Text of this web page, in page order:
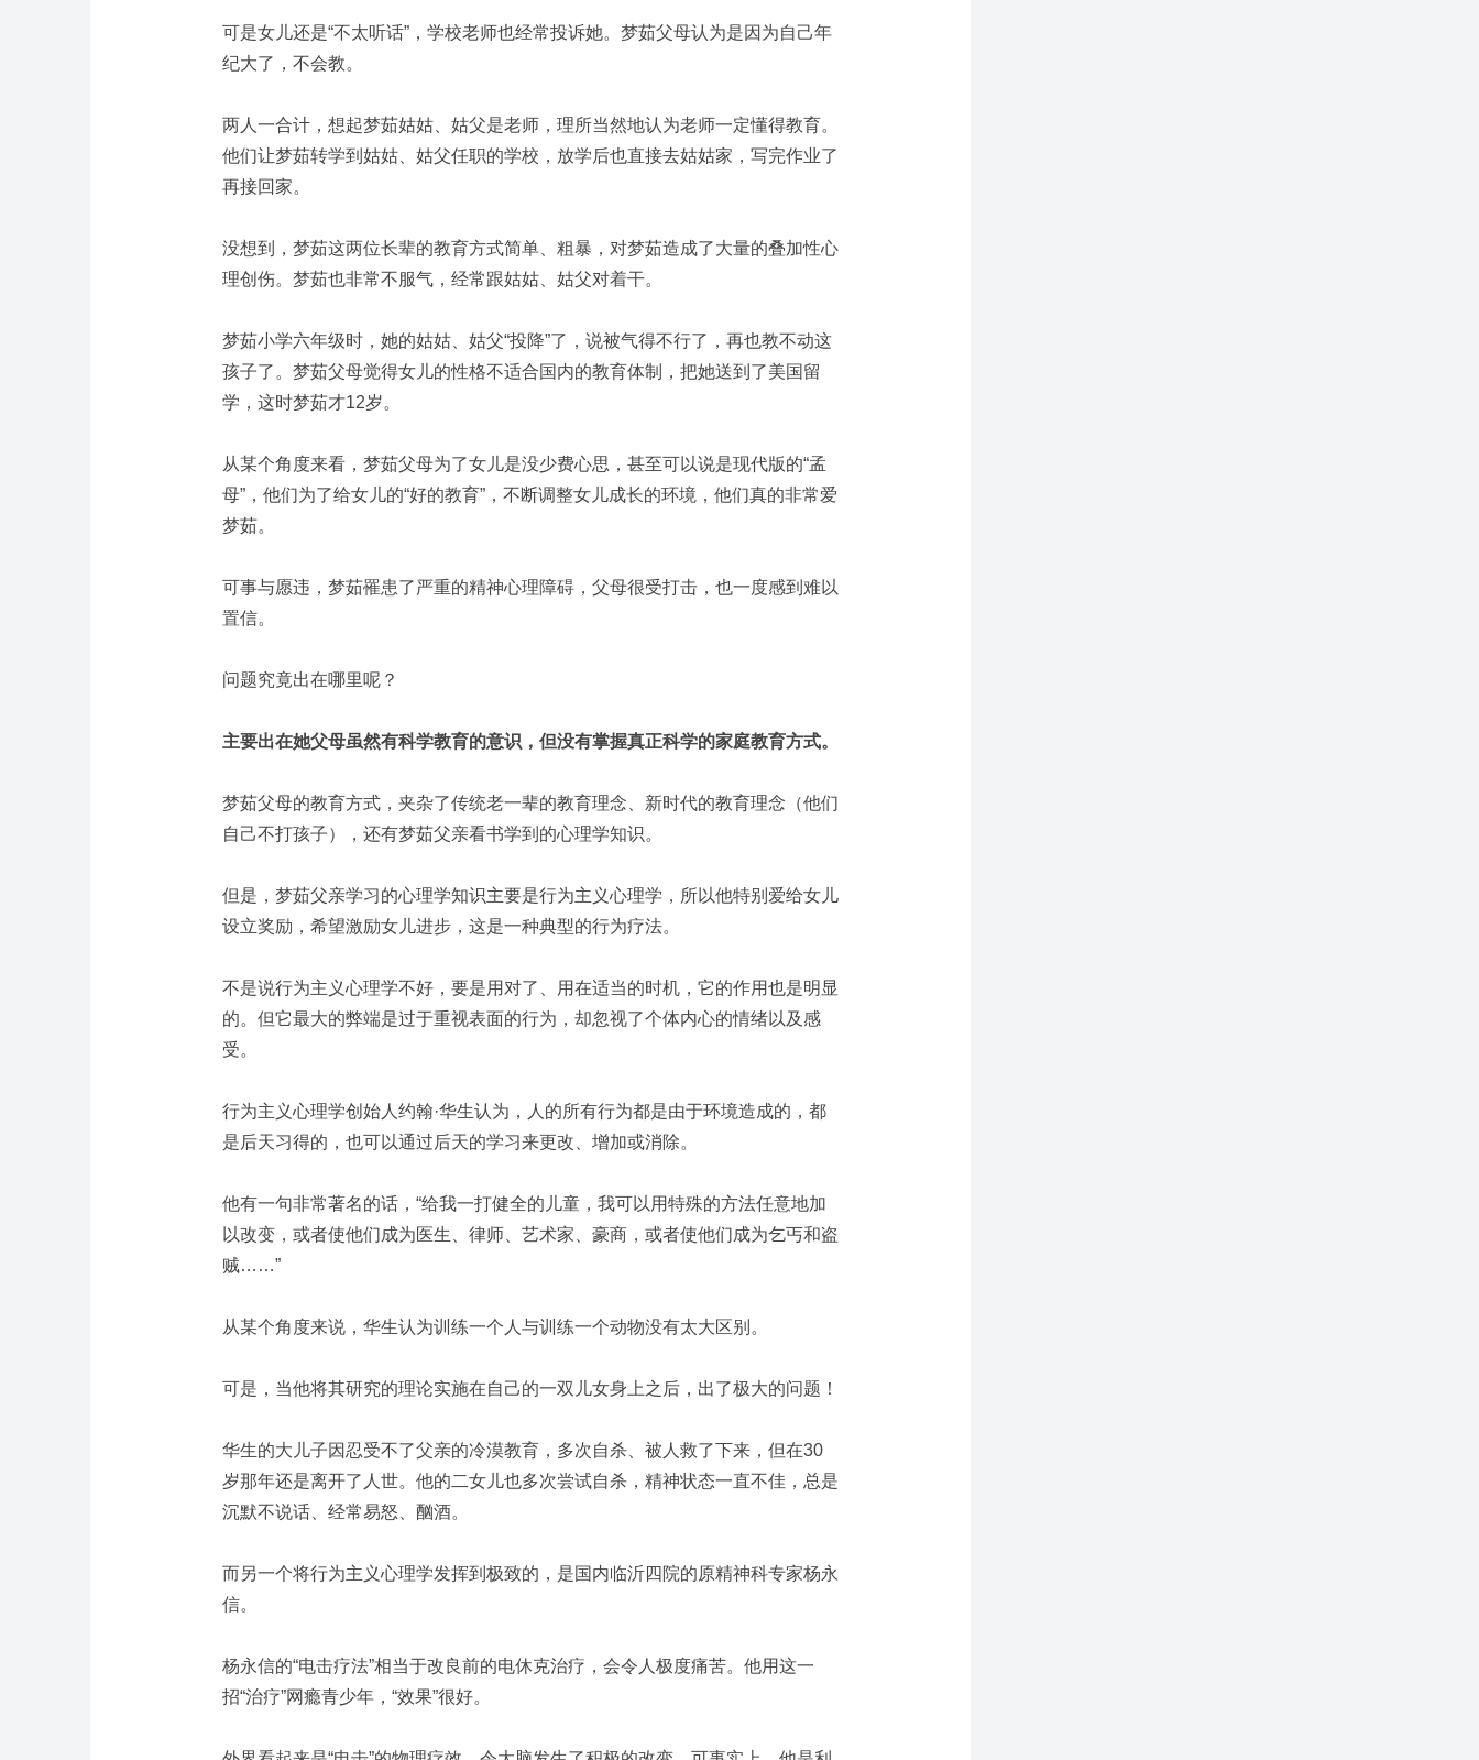
可是女儿还是“不太听话”，学校老师也经常投诉她。梦茹父母认为是因为自己年
纪大了，不会教。
两人一合计，想起梦茹姑姑、姑父是老师，理所当然地认为老师一定懂得教育。
他们让梦茹转学到姑姑、姑父任职的学校，放学后也直接去姑姑家，写完作业了
再接回家。
没想到，梦茹这两位长辈的教育方式简单、粗暴，对梦茹造成了大量的叠加性心
理创伤。梦茹也非常不服气，经常跟姑姑、姑父对着干。
梦茹小学六年级时，她的姑姑、姑父“投降”了，说被气得不行了，再也教不动这
孩子了。梦茹父母觉得女儿的性格不适合国内的教育体制，把她送到了美国留
学，这时梦茹才12岁。
从某个角度来看，梦茹父母为了女儿是没少费心思，甚至可以说是现代版的“孟
母”，他们为了给女儿的“好的教育”，不断调整女儿成长的环境，他们真的非常爱
梦茹。
可事与愿违，梦茹罹患了严重的精神心理障碍，父母很受打击，也一度感到难以
置信。
问题究竟出在哪里呢？
主要出在她父母虽然有科学教育的意识，但没有掌握真正科学的家庭教育方式。
梦茹父母的教育方式，夹杂了传统老一辈的教育理念、新时代的教育理念（他们
自己不打孩子），还有梦茹父亲看书学到的心理学知识。
但是，梦茹父亲学习的心理学知识主要是行为主义心理学，所以他特别爱给女儿
设立奖励，希望激励女儿进步，这是一种典型的行为疗法。
不是说行为主义心理学不好，要是用对了、用在适当的时机，它的作用也是明显
的。但它最大的弊端是过于重视表面的行为，却忽视了个体内心的情绪以及感
受。
行为主义心理学创始人约翰·华生认为，人的所有行为都是由于环境造成的，都
是后天习得的，也可以通过后天的学习来更改、增加或消除。
他有一句非常著名的话，“给我一打健全的儿童，我可以用特殊的方法任意地加
以改变，或者使他们成为医生、律师、艺术家、豪商，或者使他们成为乞丐和盗
贼……”
从某个角度来说，华生认为训练一个人与训练一个动物没有太大区别。
可是，当他将其研究的理论实施在自己的一双儿女身上之后，出了极大的问题！
华生的大儿子因忍受不了父亲的冷漠教育，多次自杀、被人救了下来，但在30
岁那年还是离开了人世。他的二女儿也多次尝试自杀，精神状态一直不佳，总是
沉默不说话、经常易怒、酗酒。
而另一个将行为主义心理学发挥到极致的，是国内临沂四院的原精神科专家杨永
信。
杨永信的“电击疗法”相当于改良前的电休克治疗，会令人极度痛苦。他用这一
招“治疗”网瘾青少年，“效果”很好。